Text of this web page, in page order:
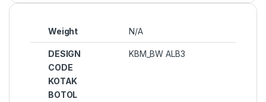
Weight N/A
DESIGN
CODE
KOTAK
BOTOL
KBM_BW ALB3